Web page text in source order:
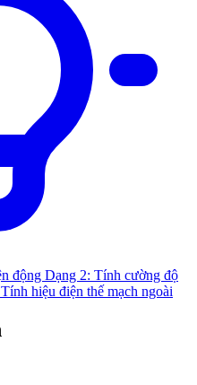
động Dạng 2: Tính cường độ
hiệu điện thế mạch ngoài